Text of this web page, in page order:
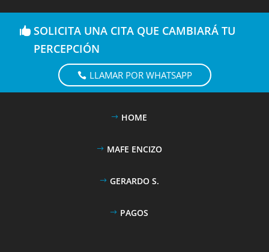
SOLICITA UNA CITA QUE CAMBIARÁ TU
PERCEPCIÓN
LLAMAR POR WHATSAPP
HOME
MAFE ENCIZO
GERARDO S.
PAGOS